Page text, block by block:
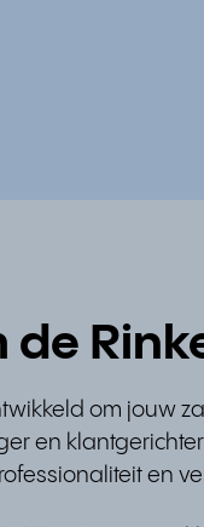
de
om jouw
en
en